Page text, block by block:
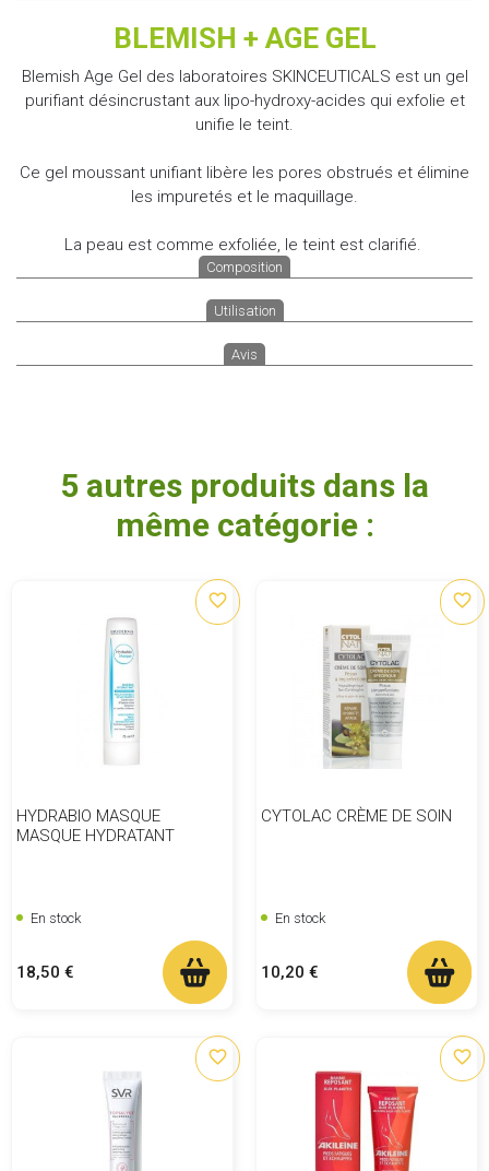
BLEMISH + AGE GEL
Blemish Age Gel des laboratoires SKINCEUTICALS est un gel
purifiant désincrustant aux lipo-hydroxy-acides qui exfolie et
unifie le teint.
Ce gel moussant unifiant libère les pores obstrués et élimine
les impuretés et le maquillage.
La peau est comme exfoliée, le teint est clarifié.
Composition
Utilisation
Avis
5 autres produits dans la
même catégorie :
HYDRABIO MASQUE
MASQUE HYDRATANT
favorite_border
En stock
Prix
18,50 €
CYTOLAC CRÈME DE SOIN
favorite_border
En stock
Prix
10,20 €
favorite_border favorite_border